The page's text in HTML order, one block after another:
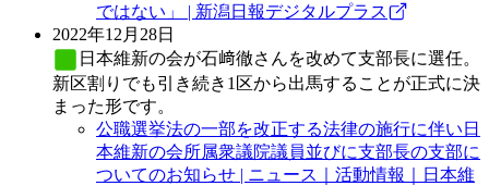
ではない」 | 新潟日報デジタルプラス
2022年12月28日
日本維新の会が石﨑徹さんを改めて支部長に選任。
新区割りでも引き続き1区から出馬することが正式に決
まった形です。
公職選挙法の一部を改正する法律の施行に伴い日
本維新の会所属衆議院議員並びに支部長の支部に
ついてのお知らせ | ニュース｜活動情報｜日本維